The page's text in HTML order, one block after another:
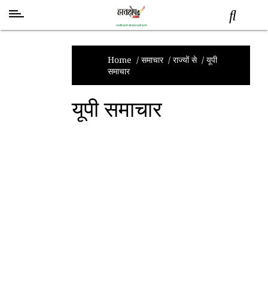
Home / समाचार/ राज्यों से/ यूपी
समाचार
यूपी समाचार